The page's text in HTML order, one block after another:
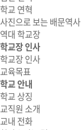
학교 연혁
사진으로 보는 배문역사
역대 학교장
학교장 인사
학교장 인사
교육목표
학교 안내
학교 상징
교직원 소개
교내 전화